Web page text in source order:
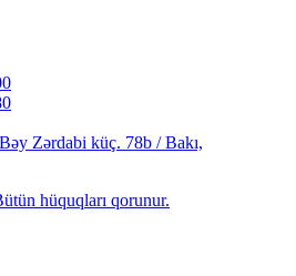
Zərdabi küç. 78b / Bakı,
hüquqları qorunur.